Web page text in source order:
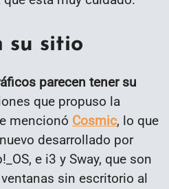
su sitio
parecen tener su
que propuso la
mencionó Cosmic, lo que
desarrollado por
e i3 y Sway, que son
sin escritorio al